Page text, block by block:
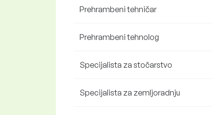
Prehrambeni tehničar
Prehrambeni tehnolog
Specijalista za stočarstvo
Specijalista za zemljoradnju